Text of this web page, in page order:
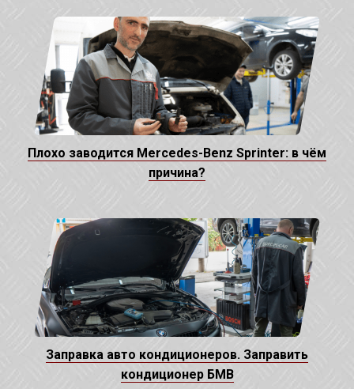
Плохо заводится Mercedes-Benz Sprinter: в чём
причина?
Заправка авто кондиционеров. Заправить
кондиционер БМВ